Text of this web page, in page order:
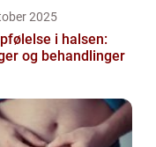
2025
i halsen:
og behandlinger